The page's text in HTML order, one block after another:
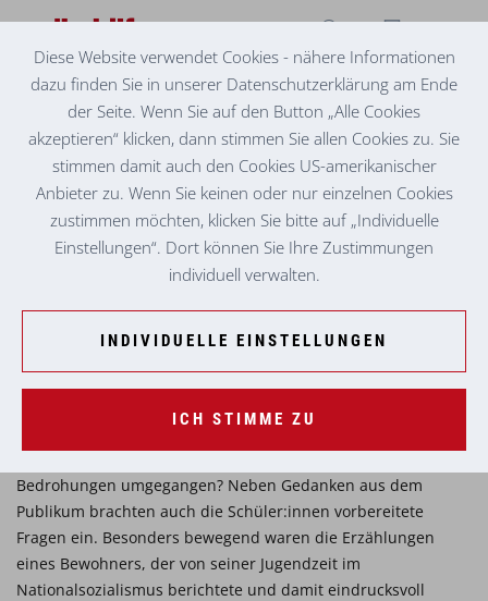
SENIORENZENTRUM BAD AUSSEE
BEWEGENDE BEGEGNUNG ZWISCHEN
GENERATIONEN
Seniorenzentrum der Volkshilfe in Bad Aussee, um dort ihr
selbstinszeniertes Stück Zukunft aufzuführen. Im Mittelpunkt
standen Zukunftssorgen, die viele unserer Schüler:innen
beschäftigen: politische Instabilität, Künstliche Intelligenz
und Jobaussichten, Energieversorgung und Blackout-
Bedrohungen umgegangen? Neben Gedanken aus dem
Publikum brachten auch die Schüler:innen vorbereitete
Fragen ein. Besonders bewegend waren die Erzählungen
eines Bewohners, der von seiner Jugendzeit im
Nationalsozialismus berichtete und damit eindrucksvoll
Diese Website verwendet Cookies - nähere Informationen
dazu finden Sie in unserer Datenschutzerklärung am Ende
der Seite. Wenn Sie auf den Button „Alle Cookies
akzeptieren“ klicken, dann stimmen Sie allen Cookies zu. Sie
stimmen damit auch den Cookies US-amerikanischer
Anbieter zu. Wenn Sie keinen oder nur einzelnen Cookies
zustimmen möchten, klicken Sie bitte auf „Individuelle
Einstellungen“. Dort können Sie Ihre Zustimmungen
individuell verwalten.
INDIVIDUELLE EINSTELLUNGEN
ICH STIMME ZU